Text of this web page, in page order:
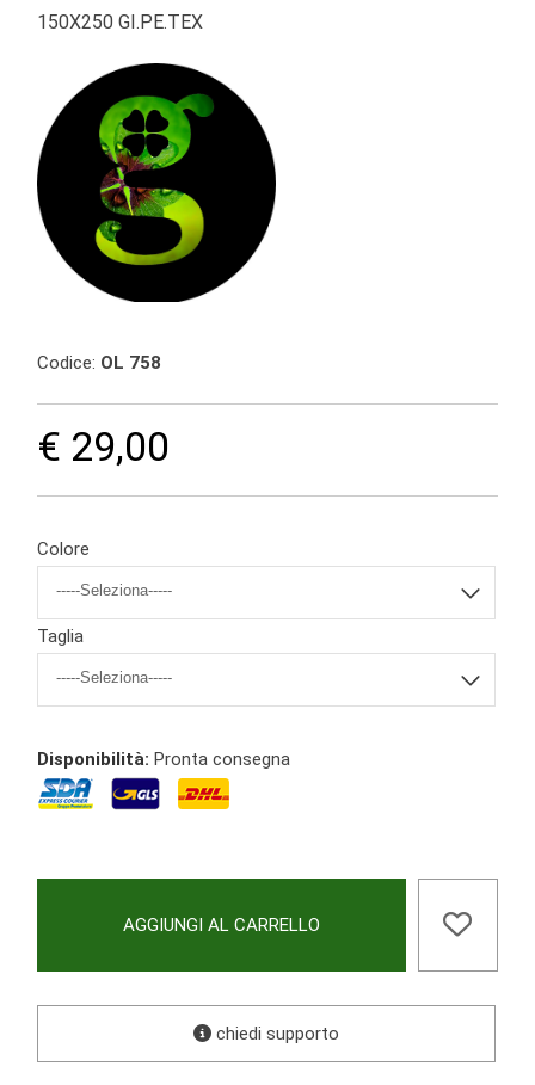
150X250 GI.PE.TEX
Codice: OL 758
€ 29,00
Colore
Taglia
Disponibilità: Pronta consegna
AGGIUNGI AL CARRELLO
chiedi supporto